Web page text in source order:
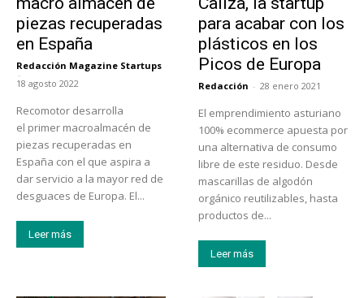
piezas recuperadas
en España
Redacción Magazine Startups
-
18 agosto 2022
Recomotor desarrolla
el primer macroalmacén de
piezas recuperadas en
España con el que aspira a
dar servicio a la mayor red de
desguaces de Europa. El...
Leer más
para acabar con los
plásticos en los
Picos de Europa
Redacción - 28 enero 2021
El emprendimiento asturiano
100% ecommerce apuesta por
una alternativa de consumo
libre de este residuo. Desde
mascarillas de algodón
orgánico reutilizables, hasta
productos de...
Leer más